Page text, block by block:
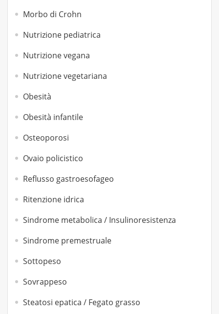
Morbo di Crohn
Nutrizione pediatrica
Nutrizione vegana
Nutrizione vegetariana
Obesità
Obesità infantile
Osteoporosi
Ovaio policistico
Reflusso gastroesofageo
Ritenzione idrica
Sindrome metabolica / Insulinoresistenza
Sindrome premestruale
Sottopeso
Sovrappeso
Steatosi epatica / Fegato grasso